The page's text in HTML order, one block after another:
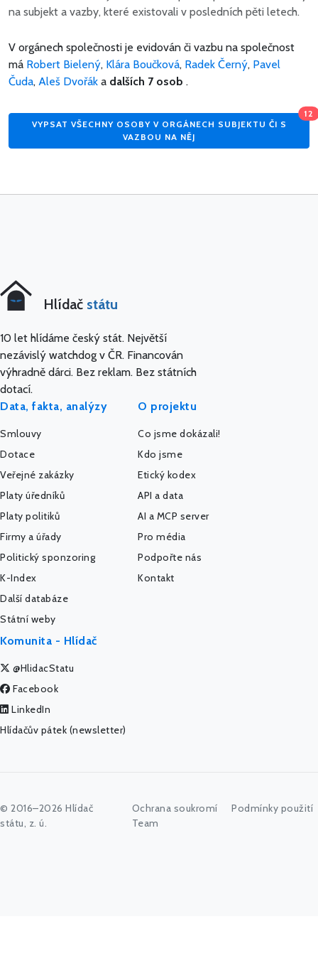
na subjekt a vazby, které existovali v posledních pěti letech.
V orgánech společnosti je evidován či vazbu na společnost
má Robert Bielený, Klára Boučková, Radek Černý, Pavel
Čuda, Aleš Dvořák a dalších 7 osob .
VYPSAT VŠECHNY OSOBY V ORGÁNECH SUBJEKTU ČI S
VAZBOU NA NĚJ
12
Hlídač státu
10 let hlídáme český stát. Největší
nezávislý watchdog v ČR. Financován
výhradně dárci. Bez reklam. Bez státních
dotací.
Data, fakta, analýzy
Smlouvy
Dotace
Veřejné zakázky
Platy úředníků
Platy politiků
Firmy a úřady
Politický sponzoring
K-Index
Další databáze
Státní weby
O projektu
Co jsme dokázali!
Kdo jsme
Etický kodex
API a data
AI a MCP server
Pro média
Podpořte nás
Kontakt
Komunita - Hlídač
@HlidacStatu
Facebook
LinkedIn
Hlídačův pátek (newsletter)
© 2016–2026 Hlídač
státu, z. ú.
Ochrana soukromí
Podmínky použití
Team